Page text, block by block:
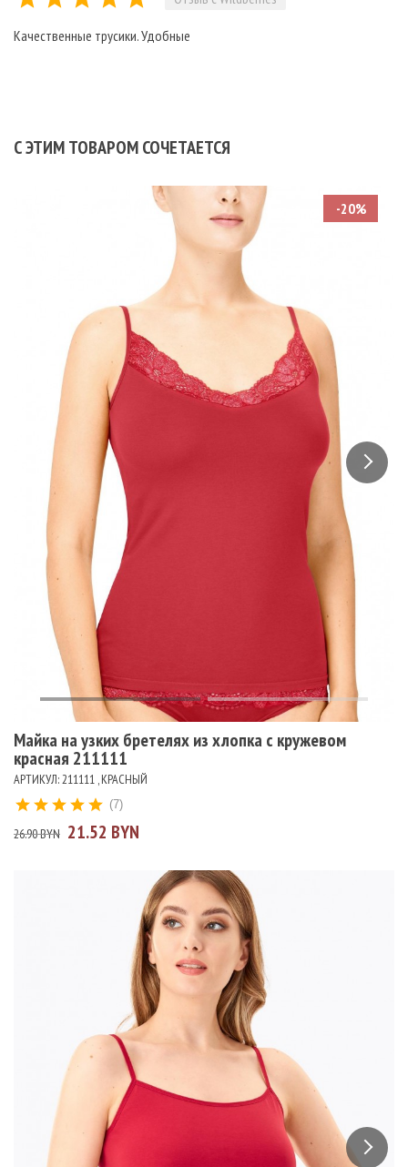
Качественные трусики. Удобные
С ЭТИМ ТОВАРОМ СОЧЕТАЕТСЯ
-20%
Майка на узких бретелях из хлопка с кружевом
красная 211111
АРТИКУЛ: 211111 , КРАСНЫЙ
26.90 BYN 21.52 BYN
(7)